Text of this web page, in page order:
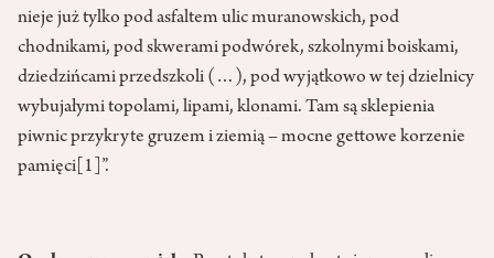
nieje już tylko pod asfaltem ulic muranowskich, pod
chodnikami, pod skwerami podwórek, szkolnymi boiskami,
dziedzińcami przedszkoli (…), pod wyjątkowo w tej dzielnicy
wybujałymi topolami, lipami, klonami. Tam są sklepienia
piwnic przykryte gruzem i ziemią – mocne gettowe korzenie
pamięci [1] ”.